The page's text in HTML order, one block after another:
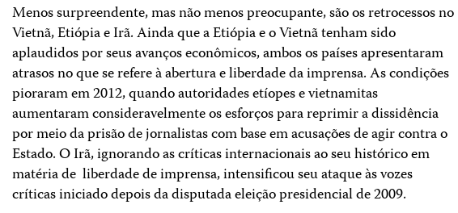
Menos surpreendente, mas não menos preocupante, são os retrocessos no
Vietnã, Etiópia e Irã. Ainda que a Etiópia e o Vietnã tenham sido
aplaudidos por seus avanços econômicos, ambos os países apresentaram
atrasos no que se refere à abertura e liberdade da imprensa. As condições
pioraram em 2012, quando autoridades etíopes e vietnamitas
aumentaram consideravelmente os esforços para reprimir a dissidência
por meio da prisão de jornalistas com base em acusações de agir contra o
Estado. O Irã, ignorando as críticas internacionais ao seu histórico em
matéria de liberdade de imprensa, intensificou seu ataque às vozes
críticas iniciado depois da disputada eleição presidencial de 2009.